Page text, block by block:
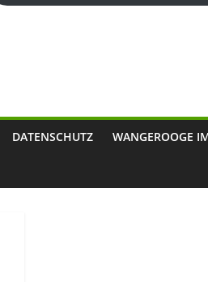
DATENSCHUTZ WANGEROOGE